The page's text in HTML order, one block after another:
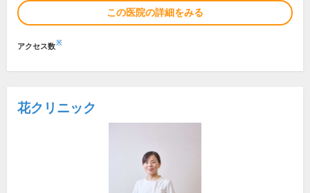
この医院の詳細をみる
アクセス数※
花クリニック